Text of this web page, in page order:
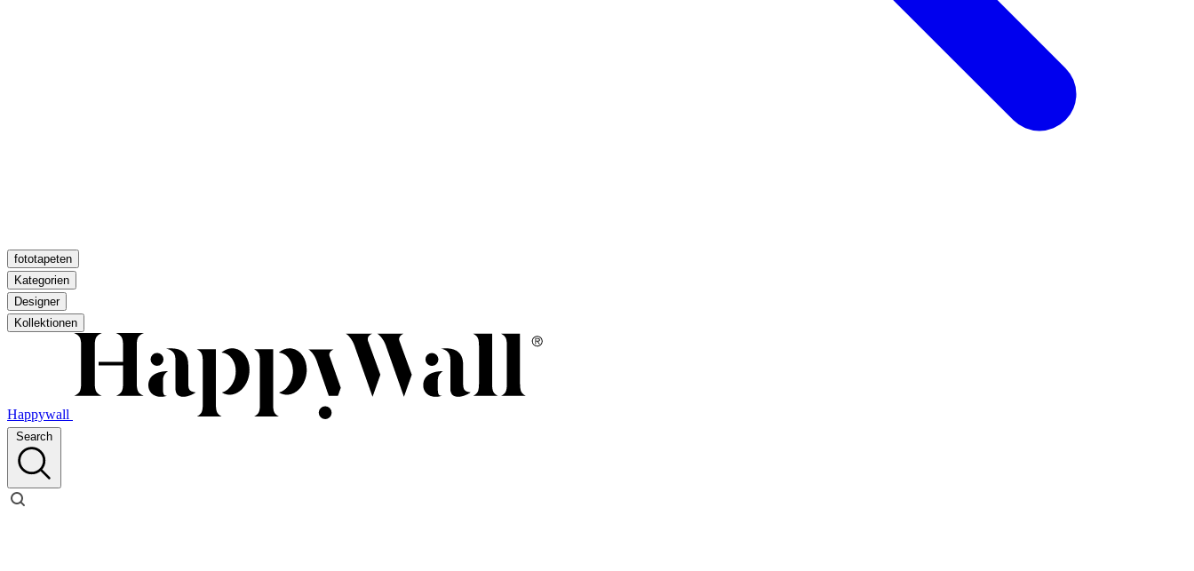
fototapeten
Kategorien
Designer
Kollektionen
Happywall
Search